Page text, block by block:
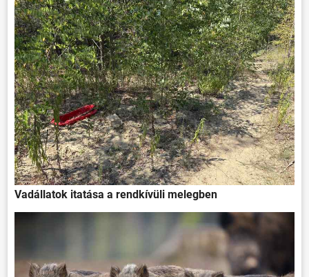
Vadállatok itatása a rendkívüli melegben